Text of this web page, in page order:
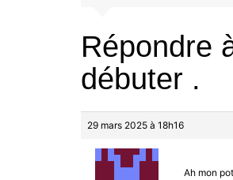
Répondre
débuter .
29 mars 2025 à 18h16
Ah mon